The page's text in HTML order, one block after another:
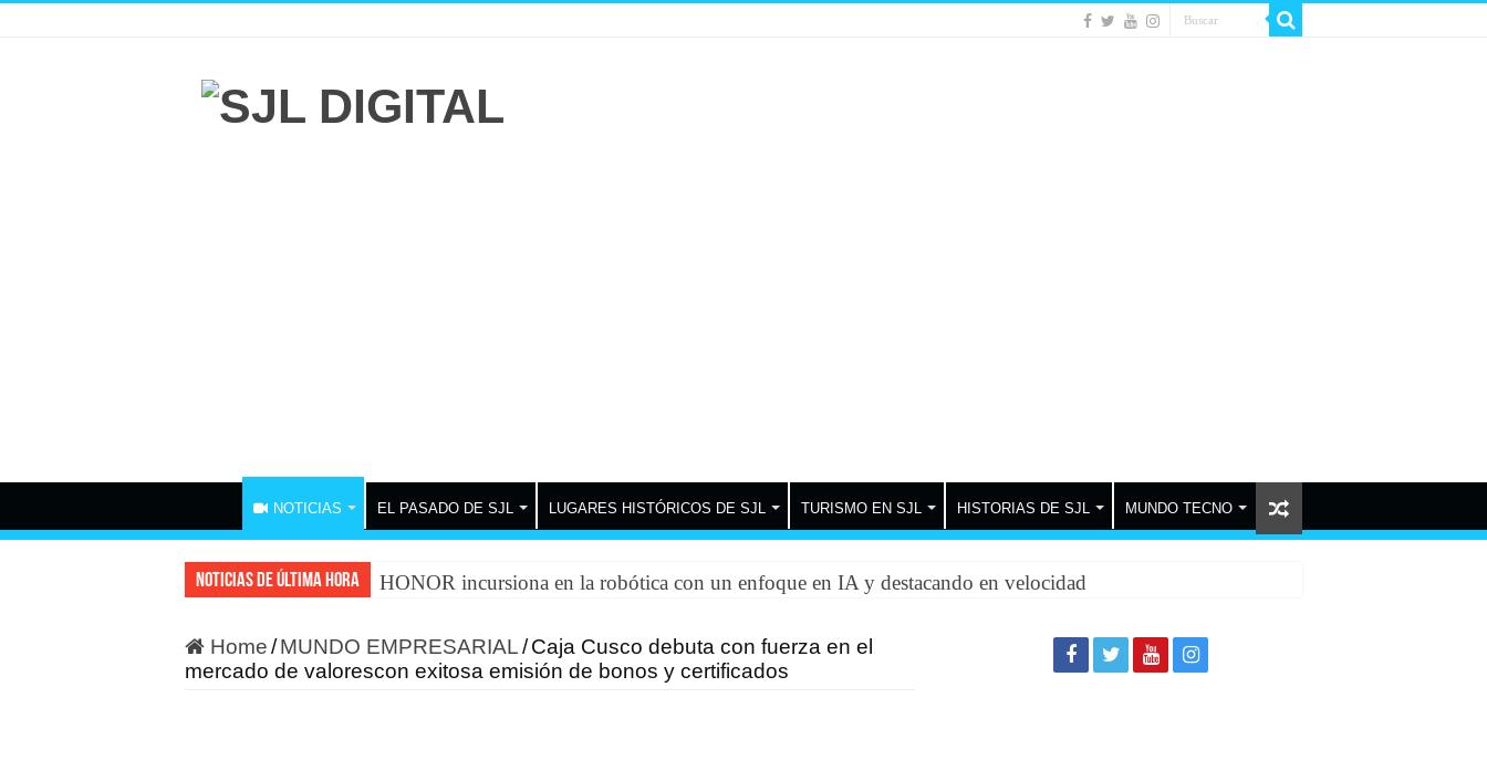
NOTICIAS EL PASADO DE SJL LUGARES HISTÓRICOS DE SJL TURISMO EN SJL HISTORIAS DE SJL MUNDO TECNO
Noticias de última hora HONOR incursiona en la robótica con un enfoque en IA y destacando en velocidad
Home/MUNDO EMPRESARIAL/Caja Cusco debuta con fuerza en el
mercado de valorescon exitosa emisión de bonos y certificados